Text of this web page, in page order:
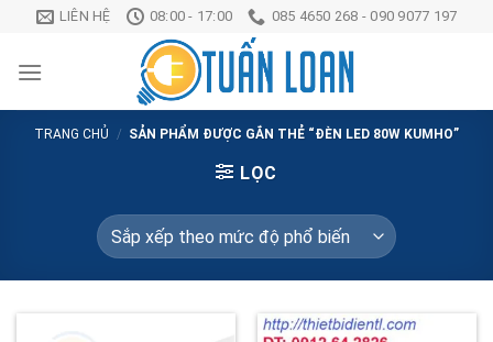
Chuyển
nội
LIÊN HỆ 08:00 - 17:00 085 4650 268 - 090 9077 197
TRANG CHỦ / SẢN PHẨM ĐƯỢC GẮN THẺ “ĐÈN LED 80W KUMHO”
LỌC